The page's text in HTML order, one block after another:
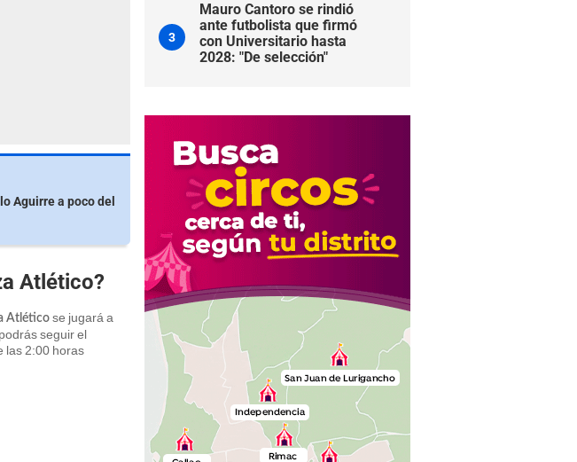
Aguirre a poco del
Atlético?
Atlético se jugará a
seguir el
las 2:00 horas
3
Mauro Cantoro se rindió
ante futbolista que firmó
con Universitario hasta
2028: "De selección"